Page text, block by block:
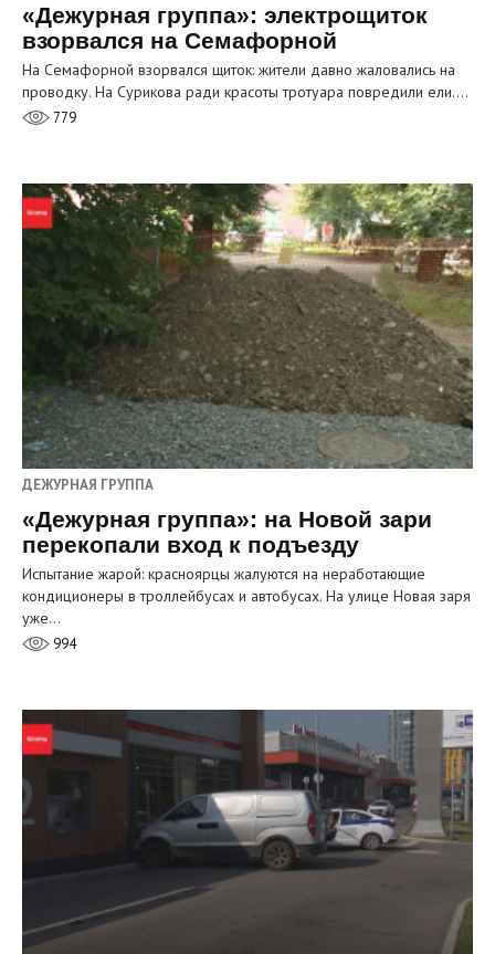
«Дежурная группа»: электрощиток
взорвался на Семафорной
На Семафорной взорвался щиток: жители давно жаловались на
проводку. На Сурикова ради красоты тротуара повредили ели.…
779
ДЕЖУРНАЯ ГРУППА
«Дежурная группа»: на Новой зари
перекопали вход к подъезду
Испытание жарой: красноярцы жалуются на неработающие
кондиционеры в троллейбусах и автобусах. На улице Новая заря
уже…
994